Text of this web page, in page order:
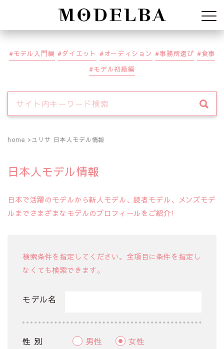
Modelba
モデル入門編 ダイエット オーディション 事務所選び
食事
モデル初級編
home ユリサ 日本人モデル情報
日本人モデル情報
日本で活躍のモデルから新人モデル、読者モデル、メンズモデ
ルまでさまざまなモデルのプロフィールをご紹介!
検索条件を指定してください。全項目に条件を指定し
なくても検索できます。
モデル名
性 別 男性 女性